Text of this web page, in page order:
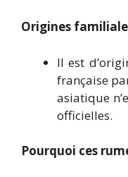
Origines
Il est
française
asiatique
officielles.
Pourquoi ces